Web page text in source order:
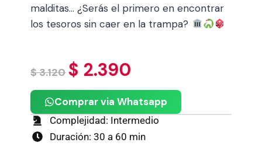
malditas… ¿Serás el primero en encontrar
los tesoros sin caer en la trampa?
$3.120$2.390
Comprar via Whatsapp
Complejidad: Intermedio
Duración: 30 a 60 min